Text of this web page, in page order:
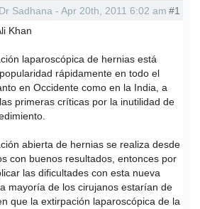
Sadhana - Apr 20th, 2011 6:02 am #1
Khan
laparoscópica de hernias está
rápidamente en todo el
en Occidente como en la India, a
primeras críticas por la inutilidad de
abierta de hernias se realiza desde
con buenos resultados, entonces por
las dificultades con esta nueva
mayoría de los cirujanos estarían de
que la extirpación laparoscópica de la